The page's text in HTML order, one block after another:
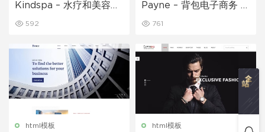
Kindspa – 水疗和美容沙
592
Payne – 背包电子商务 H
761
html模板 html模板